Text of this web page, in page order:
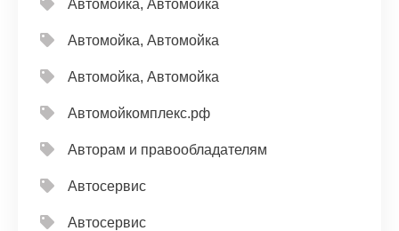
Автомойка, Автомойка
Автомойка, Автомойка
Автомойка, Автомойка
Автомойкомплекс.рф
Авторам и правообладателям
Автосервис
Автосервис